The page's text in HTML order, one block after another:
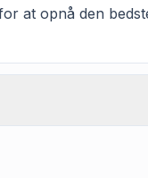
at opnå den